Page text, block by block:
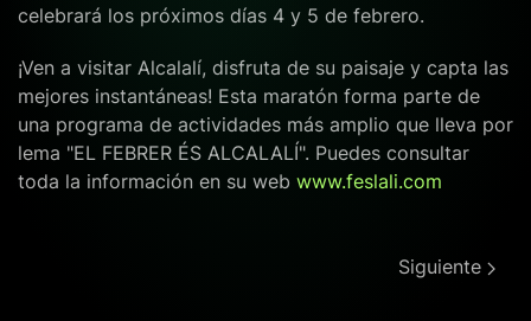
celebrará los próximos días 4 y 5 de febrero.
¡Ven a visitar Alcalalí, disfruta de su paisaje y capta las
mejores instantáneas! Esta maratón forma parte de
una programa de actividades más amplio que lleva por
lema "EL FEBRER ÉS ALCALALÍ". Puedes consultar
toda la información en su web www.feslali.com
Siguiente